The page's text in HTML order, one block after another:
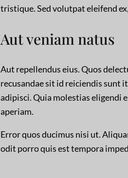
tristique. Sed volutpat eleifend
Aut veniam natus
Aut repellendus eius. Quos
recusandae sit id reiciendis sunt
adipisci. Quia molestias eligendi
aperiam.
Error quos ducimus nisi ut.
odit porro quis est tempora